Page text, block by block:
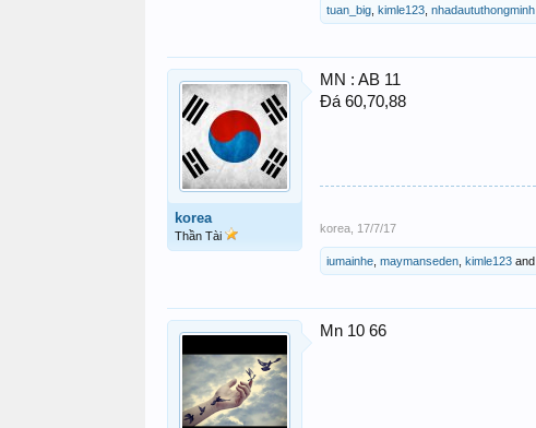
tuan_big kimle123 nhadaututhongminh
korea
Thần Tài
MN : AB 11
Đá 60,70,88
korea 17/7/17
iumainhe maymanseden kimle123 and
Mn 10 66